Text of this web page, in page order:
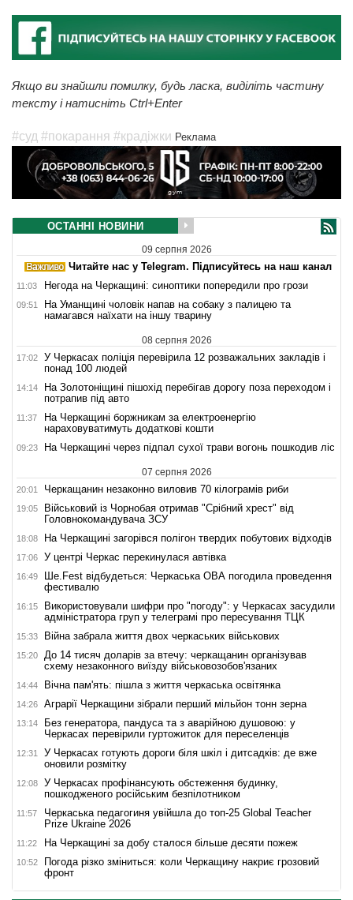
Якщо ви знайшли помилку, будь ласка, виділіть частину
тексту і натисніть Ctrl+Enter
#суд #покарання #крадіжки Реклама
ОСТАННІ НОВИНИ
09 серпня 2026
Читайте нас у Telegram. Підписуйтесь на наш канал
11:03 Негода на Черкащині: синоптики попередили про грози
09:51
На Уманщині чоловік напав на собаку з палицею та
намагався наїхати на іншу тварину
08 серпня 2026
17:02
У Черкасах поліція перевірила 12 розважальних закладів і
понад 100 людей
14:14
На Золотоніщині пішохід перебігав дорогу поза переходом і
потрапив під авто
11:37
На Черкащині боржникам за електроенергію
нараховуватимуть додаткові кошти
09:23 На Черкащині через підпал сухої трави вогонь пошкодив ліс
07 серпня 2026
20:01 Черкащанин незаконно виловив 70 кілограмів риби
19:05
Військовий із Чорнобая отримав "Срібний хрест" від
Головнокомандувача ЗСУ
18:08 На Черкащині загорівся полігон твердих побутових відходів
17:06 У центрі Черкас перекинулася автівка
16:49
Ше.Fest відбудеться: Черкаська ОВА погодила проведення
фестивалю
16:15
Використовували шифри про "погоду": у Черкасах засудили
адміністратора груп у телеграмі про пересування ТЦК
15:33 Війна забрала життя двох черкаських військових
15:20
До 14 тисяч доларів за втечу: черкащанин організував
схему незаконного виїзду військовозобов'язаних
14:44 Вічна пам'ять: пішла з життя черкаська освітянка
14:26 Аграрії Черкащини зібрали перший мільйон тонн зерна
13:14
Без генератора, пандуса та з аварійною душовою: у
Черкасах перевірили гуртожиток для переселенців
12:31
У Черкасах готують дороги біля шкіл і дитсадків: де вже
оновили розмітку
12:08
У Черкасах профінансують обстеження будинку,
пошкодженого російським безпілотником
11:57
Черкаська педагогиня увійшла до топ-25 Global Teacher
Prize Ukraine 2026
11:22 На Черкащині за добу сталося більше десяти пожеж
10:52
Погода різко зміниться: коли Черкащину накриє грозовий
фронт